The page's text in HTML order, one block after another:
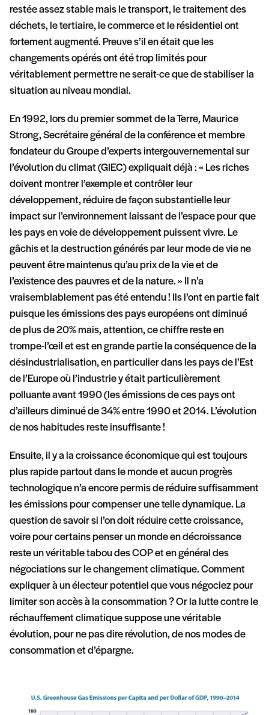
restée assez stable mais le transport, le traitement des
déchets, le tertiaire, le commerce et le résidentiel ont
fortement augmenté. Preuve s’il en était que les
changements opérés ont été trop limités pour
véritablement permettre ne serait-ce que de stabiliser la
situation au niveau mondial.
En 1992, lors du premier sommet de la Terre, Maurice
Strong, Secrétaire général de la conférence et membre
fondateur du Groupe d’experts intergouvernemental sur
l’évolution du climat (GIEC) expliquait déjà : « Les riches
doivent montrer l’exemple et contrôler leur
développement, réduire de façon substantielle leur
impact sur l’environnement laissant de l’espace pour que
les pays en voie de développement puissent vivre. Le
gâchis et la destruction générés par leur mode de vie ne
peuvent être maintenus qu’au prix de la vie et de
l’existence des pauvres et de la nature. » Il n’a
vraisemblablement pas été entendu ! Ils l’ont en partie fait
puisque les émissions des pays européens ont diminué
de plus de 20% mais, attention, ce chiffre reste en
trompe-l’œil et est en grande partie la conséquence de la
désindustrialisation, en particulier dans les pays de l’Est
de l’Europe où l’industrie y était particulièrement
polluante avant 1990 (les émissions de ces pays ont
d’ailleurs diminué de 34% entre 1990 et 2014. L’évolution
de nos habitudes reste insuffisante !
Ensuite, il y a la croissance économique qui est toujours
plus rapide partout dans le monde et aucun progrès
technologique n’a encore permis de réduire suffisamment
les émissions pour compenser une telle dynamique. La
question de savoir si l’on doit réduire cette croissance,
voire pour certains penser un monde en décroissance
reste un véritable tabou des COP et en général des
négociations sur le changement climatique. Comment
expliquer à un électeur potentiel que vous négociez pour
limiter son accès à la consommation ? Or la lutte contre le
réchauffement climatique suppose une véritable
évolution, pour ne pas dire révolution, de nos modes de
consommation et d’épargne.